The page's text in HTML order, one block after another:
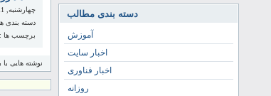
چهارشنبه, 11 ژانویه 2012 |
دسته بندی
برچسب ها :
نوشته هایی
دسته بندی مطالب
آموزش
اخبار سایت
اخبار فناوری
روزانه